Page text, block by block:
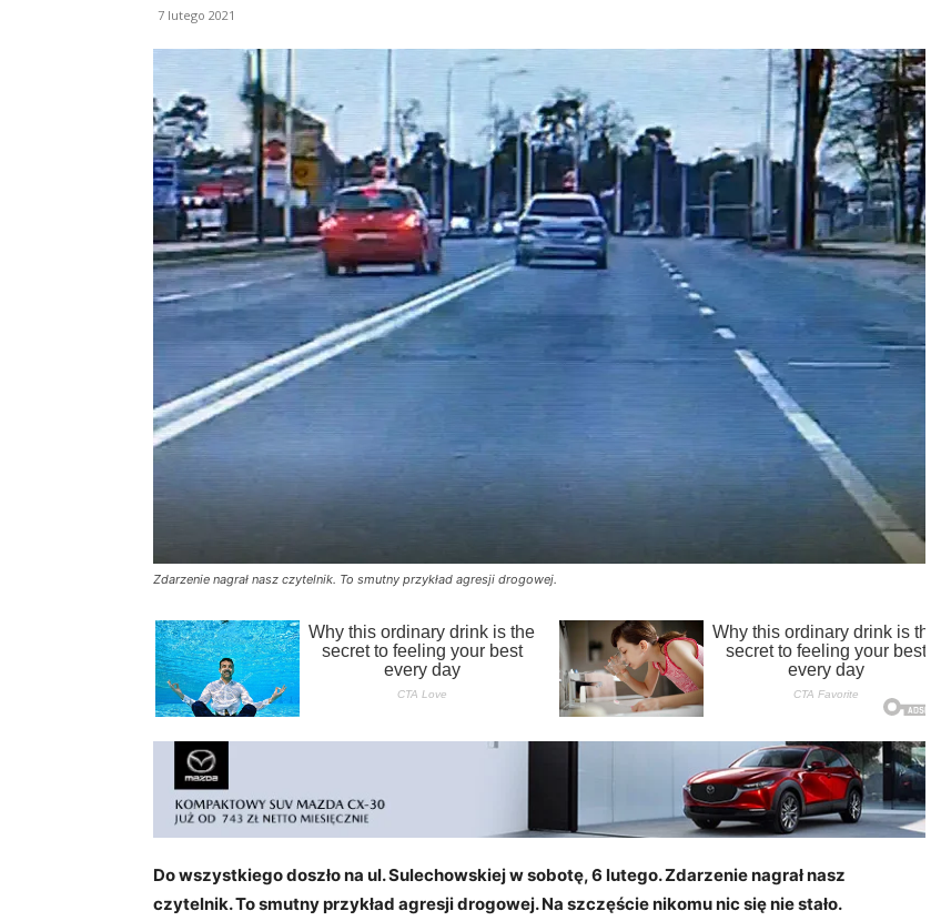
7 lutego 2021
Zdarzenie nagrał nasz czytelnik. To smutny przykład agresji drogowej.
Do wszystkiego doszło na ul. Sulechowskiej w sobotę, 6 lutego. Zdarzenie nagrał nasz
czytelnik. To smutny przykład agresji drogowej. Na szczęście nikomu nic się nie stało.